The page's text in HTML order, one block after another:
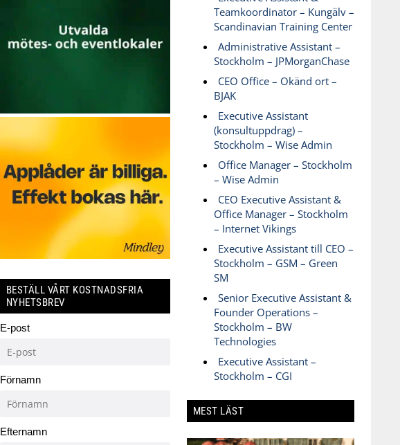
BESTÄLL VÅRT KOSTNADSFRIA
NYHETSBREV
E-post
Förnamn
Efternamn
Teamkoordinator – Kungälv –
Scandinavian Training Center
Administrative Assistant –
Stockholm – JPMorganChase
CEO Office – Okänd ort –
BJAK
Executive Assistant
(konsultuppdrag) –
Stockholm – Wise Admin
Office Manager – Stockholm
– Wise Admin
CEO Executive Assistant &
Office Manager – Stockholm
– Internet Vikings
Executive Assistant till CEO –
Stockholm – GSM – Green
SM
Senior Executive Assistant &
Founder Operations –
Stockholm – BW
Technologies
Executive Assistant –
Stockholm – CGI
MEST LÄST